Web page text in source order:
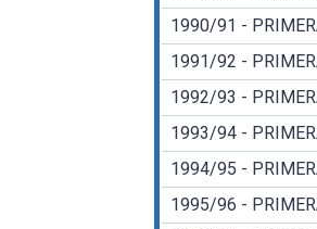
1990/91 -
1991/92 -
1992/93 -
1993/94 -
1994/95 -
1995/96 -